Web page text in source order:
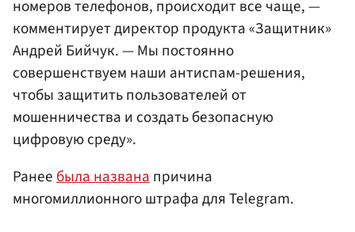
номеров телефонов, происходит все чаще, —
комментирует директор продукта «Защитник»
Андрей Бийчук. — Мы постоянно
совершенствуем наши антиспам-решения,
чтобы защитить пользователей от
мошенничества и создать безопасную
цифровую среду».
Ранеебыла названапричина
многомиллионного штрафа для Telegram.